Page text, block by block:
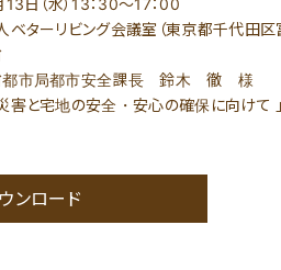
ターリビング会議室（東京都千代田区
都市局都市安全課長 鈴木 徹 様
害と宅地の安全・安心の確保に向けて 」
ンロード